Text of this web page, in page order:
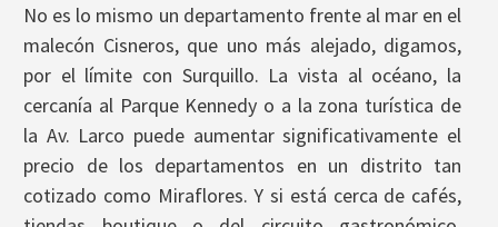
No es lo mismo un departamento frente al mar en el
malecón Cisneros, que uno más alejado, digamos,
por el límite con Surquillo. La vista al océano, la
cercanía al Parque Kennedy o a la zona turística de
la Av. Larco puede aumentar significativamente el
precio de los departamentos en un distrito tan
cotizado como Miraflores. Y si está cerca de cafés,